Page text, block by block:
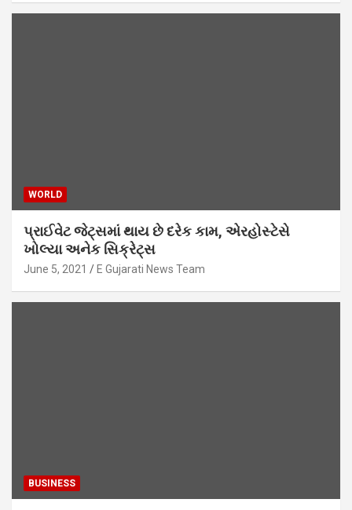
WORLD
પ્રાઈવેટ જેટ્સમાં થાય છે દરેક કામ, એરહોસ્ટેસે
ખોલ્યા અનેક સિક્રેટ્સ
June 5, 2021 E Gujarati News Team
BUSINESS